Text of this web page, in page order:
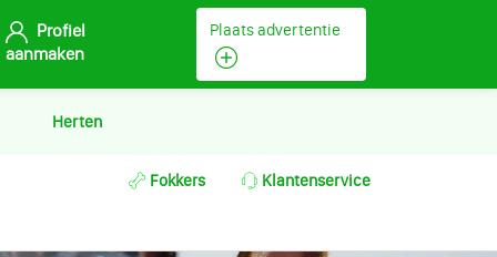
Profiel
aanmaken
Plaats advertentie
Herten
Fokkers Klantenservice